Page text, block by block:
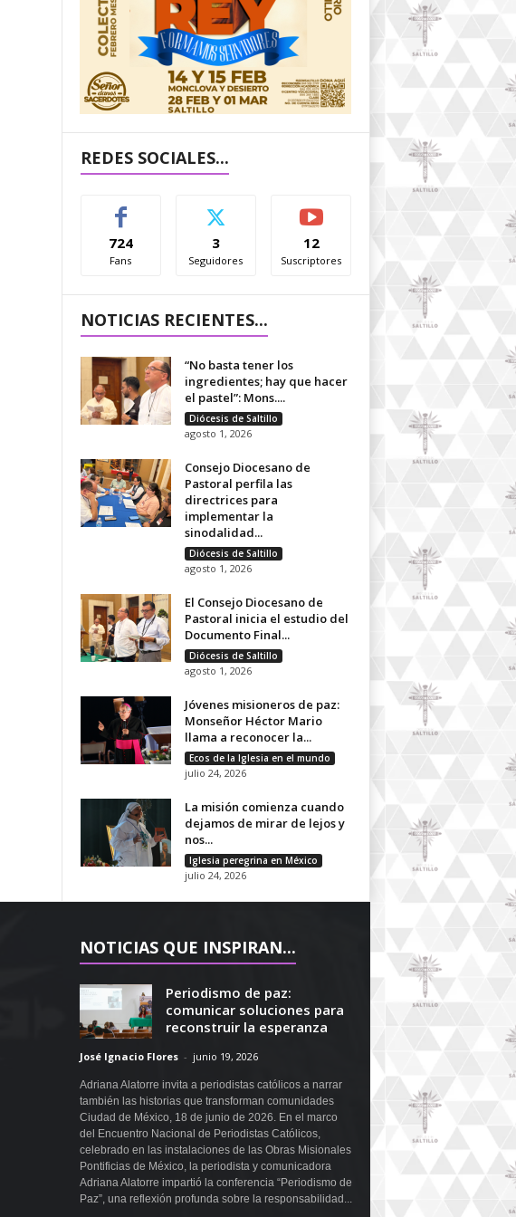
REDES SOCIALES...
724
Fans
3
Seguidores
12
Suscriptores
NOTICIAS RECIENTES...
“No basta tener los
ingredientes; hay que hacer
el pastel”: Mons....
Diócesis de Saltillo
agosto 1, 2026
Consejo Diocesano de
Pastoral perfila las
directrices para
implementar la
sinodalidad...
Diócesis de Saltillo
agosto 1, 2026
El Consejo Diocesano de
Pastoral inicia el estudio del
Documento Final...
Diócesis de Saltillo
agosto 1, 2026
Jóvenes misioneros de paz:
Monseñor Héctor Mario
llama a reconocer la...
Ecos de la Iglesia en el mundo
julio 24, 2026
La misión comienza cuando
dejamos de mirar de lejos y
nos...
Iglesia peregrina en México
julio 24, 2026
NOTICIAS QUE INSPIRAN...
Periodismo de paz:
comunicar soluciones para
reconstruir la esperanza
José Ignacio Flores - junio 19, 2026
Adriana Alatorre invita a periodistas católicos a narrar
también las historias que transforman comunidades
Ciudad de México, 18 de junio de 2026. En el marco
del Encuentro Nacional de Periodistas Católicos,
celebrado en las instalaciones de las Obras Misionales
Pontificias de México, la periodista y comunicadora
Adriana Alatorre impartió la conferencia “Periodismo de
Paz”, una reflexión profunda sobre la responsabilidad...